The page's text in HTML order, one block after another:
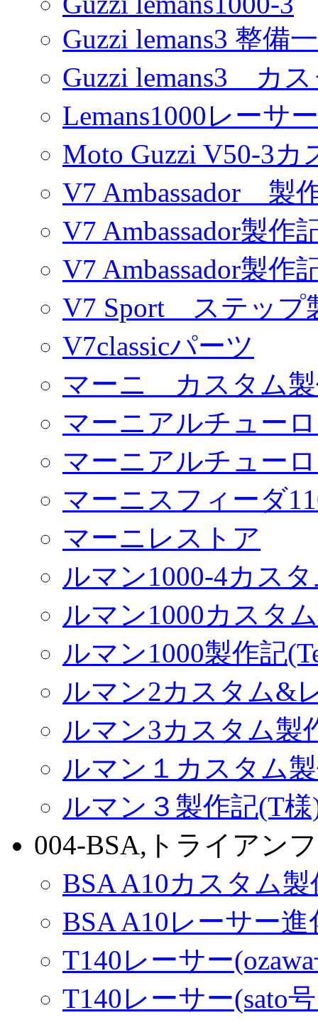
Guzzi lemans3 整備
Guzzi lemans3 カ
Lemans1000レーサ
Moto Guzzi V50-3カ
V7 Ambassador 製
V7 Ambassador製作
V7 Ambassador製作
V7 Sport ステップ
V7classicパーツ
マーニ カスタム
マーニアルチュー
マーニアルチュー
マーニスフィーダ
マーニレストア
ルマン1000-4カス
ルマン1000カスタ
ルマン1000製作記
ルマン2カスタム&
ルマン3カスタム製
ルマン１カスタム
ルマン３製作記(T様
004-BSA,トライアンフ
BSA A10カスタム製
BSA A10レーサー進
T140レーサー
T140レーサー(sato